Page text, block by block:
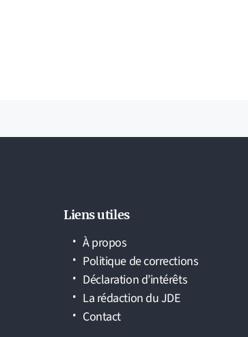
Liens utiles
À propos
Politique de corrections
Déclaration d’intérêts
La rédaction du JDE
Contact